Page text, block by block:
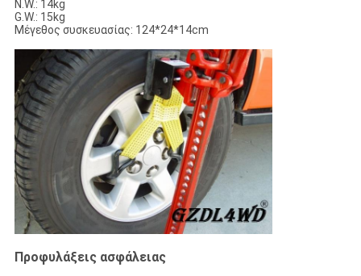
N.W.: 14kg
G.W.: 15kg
Μέγεθος συσκευασίας: 124*24*14cm
Προφυλάξεις ασφάλειας